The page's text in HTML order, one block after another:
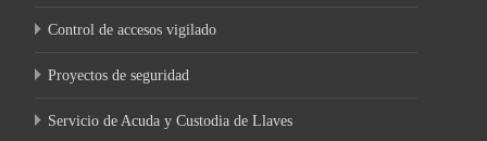
Control de accesos vigilado
Proyectos de seguridad
Servicio de Acuda y Custodia de Llaves